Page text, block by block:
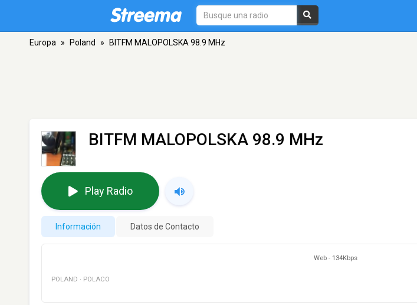
Europa » Poland » BITFM MALOPOLSKA 98.9 MHz
BITFM MALOPOLSKA 98.9 MHz
Play Radio
Información Datos de Contacto
Web - 134Kbps
POLAND · POLACO